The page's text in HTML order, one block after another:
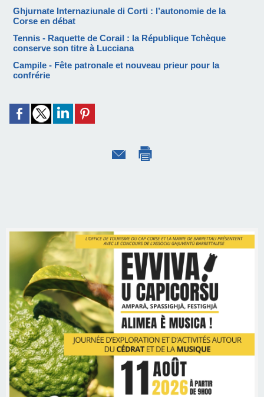
Ghjurnate Internaziunale di Corti : l’autonomie de la
Corse en débat
Tennis - Raquette de Corail : la République Tchèque
conserve son titre à Lucciana
Campile - Fête patronale et nouveau prieur pour la
confrérie